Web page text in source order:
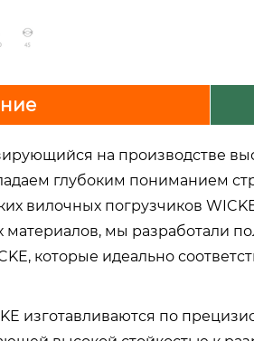
на производстве
глубоким пониманием
вилочных погрузчиков
материалов, мы разработали
которые идеально
изготавливаются по